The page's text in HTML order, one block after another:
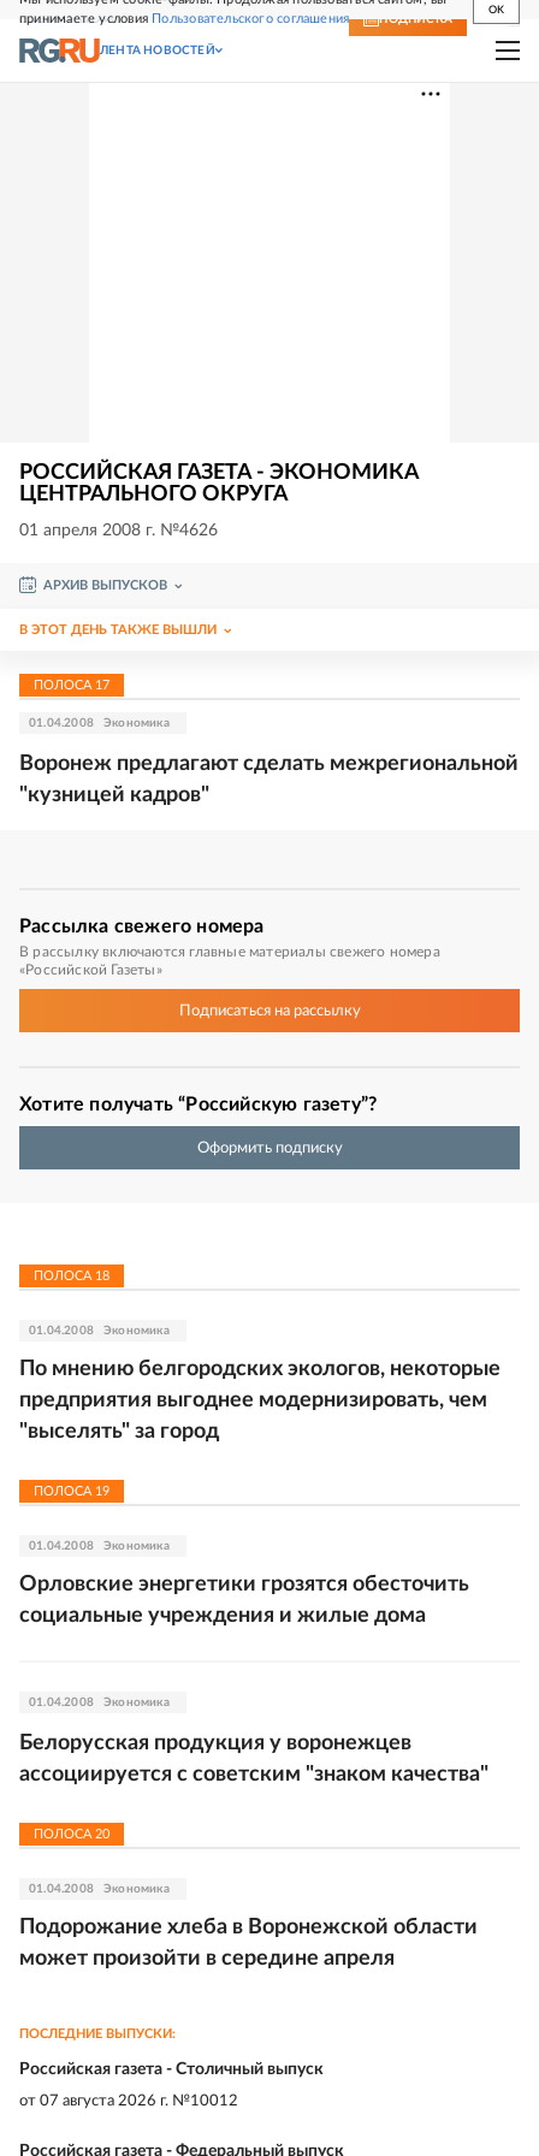
принимаете условия Пользовательского соглашения
OK
СВЕЖИЙ НОМЕР ПОДПИСКА
ЛЕНТА НОВОСТЕЙ
РОССИЙСКАЯ ГАЗЕТА - ЭКОНОМИКА
ЦЕНТРАЛЬНОГО ОКРУГА
01 апреля 2008 г. №4626
АРХИВ ВЫПУСКОВ
В ЭТОТ ДЕНЬ ТАКЖЕ ВЫШЛИ
ПОЛОСА 17
01.04.2008 Экономика
Воронеж предлагают сделать межрегиональной
"кузницей кадров"
Рассылка свежего номера
В рассылку включаются главные материалы свежего номера
«Российской Газеты»
Подписатьсяна рассылку
Хотите получать “Российскую газету”?
Оформить подписку
ПОЛОСА 18
01.04.2008 Экономика
По мнению белгородских экологов, некоторые
предприятия выгоднее модернизировать, чем
"выселять" за город
ПОЛОСА 19
01.04.2008 Экономика
Орловские энергетики грозятся обесточить
социальные учреждения и жилые дома
01.04.2008 Экономика
Белорусская продукция у воронежцев
ассоциируется с советским "знаком качества"
ПОЛОСА 20
01.04.2008 Экономика
Подорожание хлеба в Воронежской области
может произойти в середине апреля
ПОСЛЕДНИЕ ВЫПУСКИ:
Российская газета - Столичный выпуск
от 07 августа 2026 г. №10012
Российская газета - Федеральный выпуск